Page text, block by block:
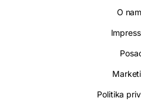
O
Politika